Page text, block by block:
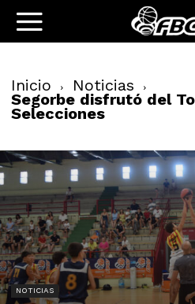
Inicio Noticias
Segorbe disfrutó del
Selecciones
NOTICIAS